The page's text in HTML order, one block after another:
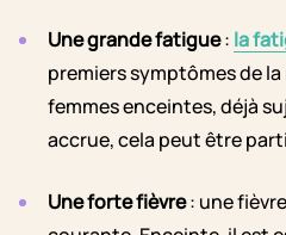
Une grande fatigue: la
premiers symptômes de
femmes enceintes, déjà
accrue, cela peut être
Une forte fièvre: une